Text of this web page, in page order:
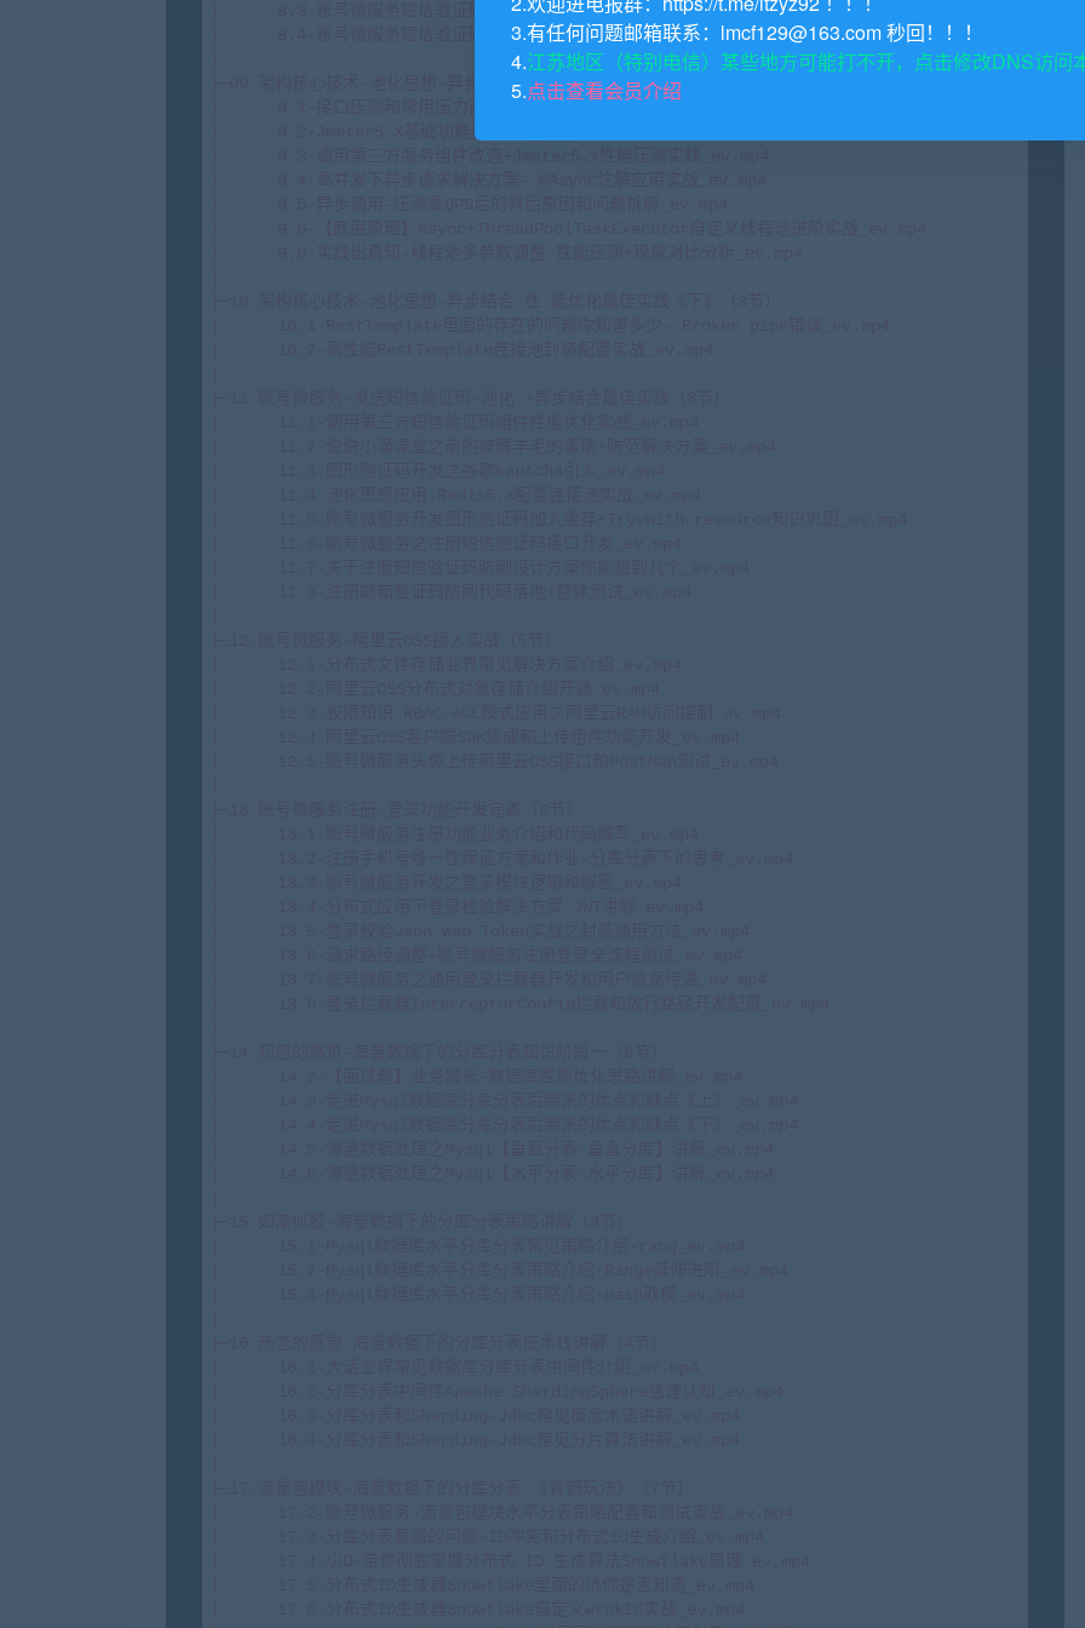
3.有任何问题邮箱联系：lmcf129@163.com 秒回！！！
4.江苏地区（特别电信）某些地方可能打不开，点击修改DNS访问
5.点击查看会员介绍